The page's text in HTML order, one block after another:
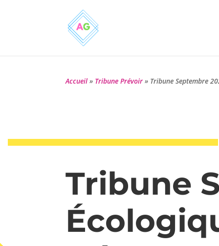
Accueil » Tribune Prévoir » Tribune Septembre
Tribune